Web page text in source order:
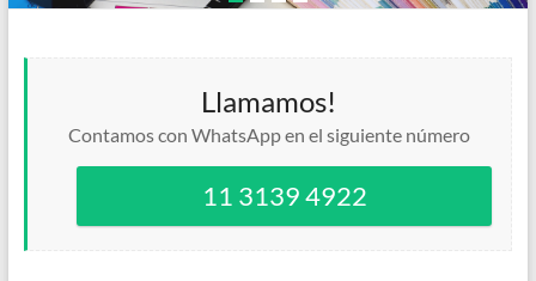
Llamamos!
Contamos con WhatsApp en el siguiente número
11 3139 4922